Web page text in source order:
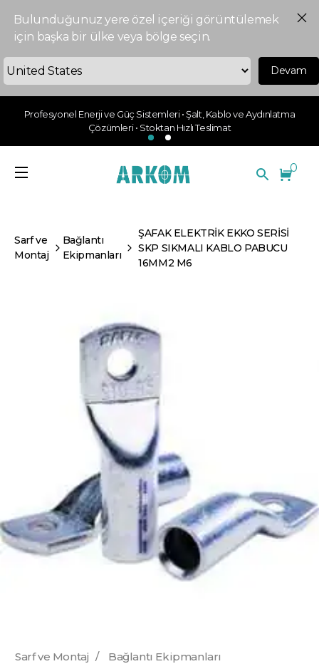
Bulunduğunuz yere özel içeriği görüntülemek
için başka bir ülke veya bölge seçin.
Devam
Profesyonel Enerji ve Güç Sistemleri • Şalt, Kablo ve Aydınlatma
Çözümleri • Stoktan Hızlı Teslimat
0
Sarf ve
Montaj
Bağlantı
Ekipmanları
ŞAFAK ELEKTRİK EKKO SERİSİ
SKP SIKMALI KABLO PABUCU
16MM2 M6
Sarf ve Montaj /
Bağlantı Ekipmanları